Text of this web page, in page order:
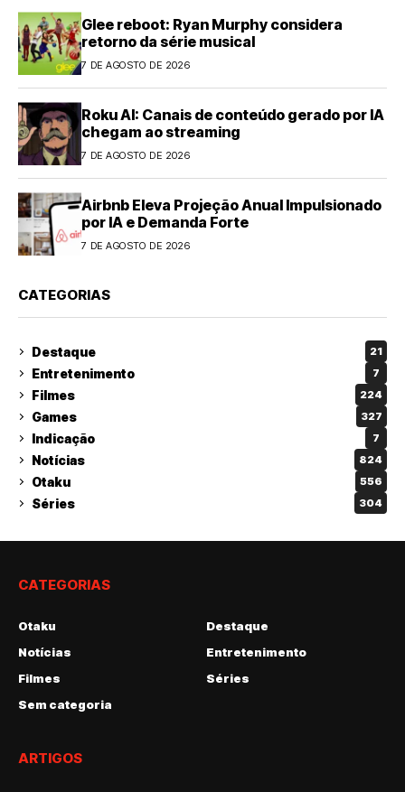
Glee reboot: Ryan Murphy considera
retorno da série musical
7 DE AGOSTO DE 2026
Roku AI: Canais de conteúdo gerado por IA
chegam ao streaming
7 DE AGOSTO DE 2026
Airbnb Eleva Projeção Anual Impulsionado
por IA e Demanda Forte
7 DE AGOSTO DE 2026
CATEGORIAS
Destaque 21
Entretenimento 7
Filmes 224
Games 327
Indicação 7
Notícias 824
Otaku 556
Séries 304
CATEGORIAS
Otaku
Destaque
Notícias
Entretenimento
Filmes
Séries
Sem categoria
ARTIGOS